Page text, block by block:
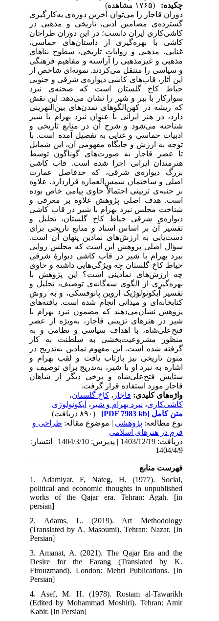
(۱۷۶۵ مشاهده)
دوران قاجار را می‌توان آخرین دوره‌ی به‌کارگیری
گسترده‌ی مضامین ادبی، تاریخی و مذهبی در
کاشی‌کاری ایران دانست؛‌ در این دوران طراحان
کاشی با بهره‌گیری از داستان‌های حماسی،
غنایی، مذهبی و روایات تاریخی، سطوح بناهای
مذهبی و غیرمذهبی را آراسته و مفاهیم فرهنگی
و سیاسی را منتقل می‌کردند. نمونه‌ای شاخص از
این آثار، قاب‌های کاشی‌ دیواره‌ی شرقی و جنوبی
حیاط کاخ گلستان است که صحنه‌ی نبرد
سوارکار با ببر و شیر را نشان می‌دهد. این نقش
که ریشه در کهن‌الگوهای ‌تمدن‌های بین‌النهرینی
دارد، در هنر ایرانی با عنوان نبرد بهرام با شیر
شناخته‌ می‌شود و شرح آن در منابع تاریخی و
ادبیات حماسی و غنایی به ‌تفصیل آمده است. با
توجه به ‌ارزش و جایگاه مفهومی آن، این شمایل
تا عصر قاجار به ‌صورت‌های گوناگون توسط
هنرمندان ایرانی اجرا شده است. قاب کاشی
بزرگ دیواره‌ی شرقی، که حدفاصل عمارت
اصلی و ساختمان شمس‌العماره قراردارد، علاوه
بر جنبه‌ی تزیینی ‌احتمالاً حاوی پیامی خاص بوده
است. هدف اصلی پژوهش علاوه ‌بر معرفی و
شناخت مجلس نبرد بهرام با شیر در قاب‌ کاشی
دیواره‌ی شرقی حیاط کاخ گلستان، تحلیل و
تفسیر آن بر اساس اسناد و منابع تاریخی برای
دست‌یابی به ‌ارزش‌های نمادین پنهان آن است.
سؤال اصلی پژوهش این است که مجلس روایی
نبرد بهرام با شیر در قاب‌ کاشی دیوارۀ شرقی
حیاط کاخ گلستان چه ویژگی‌هایی داشته و حاوی
چه ارزش‌های نمادینی است؟ این پژوهش با
بهره‌گیری از الگوی سه‌گانه‌ی توصیف، تحلیل و
تفسیر آیکونولوژیک اروین پانوفسکی، و به روش
کتابخانه‌ای و میدانی انجام‌ شده است. یافته‌های
پژوهش نشان‌می‌دهند که مضمون نبرد بهرام با
شیر در هنرهای تزیینی قاجار، به‌ویژه از عصر
فتح‌علی‌شاه، با اهداف سیاسی و نظامی و به
‌منظور مشروعیت‌بخشی به ‌سلطنت به ‌کار
گرفته ‌شده است. این مفهوم نمادین به‌تدریج در
متون تاریخی نیز بازتاب یافت و لقب بهرام و
اشاره به‌ نبرد او با شیر، به‌تدریج برای توصیف و
ستایش فتح‌علی‌شاه و برخی دیگر از شاهان
قاجار مورد استفاده قرار گرفت.
واژه‌های کلیدی:قاجار،کاخ گلستان،
کاشی‌کاری،نبرد بهرام و شیر ،آیکونولوژی
متن کامل[PDF 7983 kb]
(۸۹۰ دریافت)
نوع مطالعه: پژوهشي | موضوع مقاله:طراحی و
فرم در هنرهای اسلامی
دریافت: 1403/12/19 | پذیرش: 1404/3/10 | انتشار:
فهرست منابع
1. Adamiyat, F, Nateg, H. (1977). Social,
political and economic thoughts in unpublished
works of the Qajar era. Tehran: Agah. [in
2. Adams, L. (2019). Art Methodology
(Translated by A. Masoumi). Tehran: Nazar. [In
3. Amanat, A. (2021). The Qajar Era and the
Desire for the Farang (Translated by K.
Firouzmand). London: Mehri Publications. [In
4. Asef, M. H. (1978). Rostam al-Tawarikh
(Edited by Mohammad Moshiri). Tehran: Amir
Kabir. [In Persian]